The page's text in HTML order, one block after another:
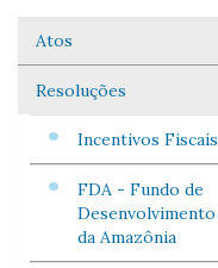
Navegação
Atos
Resoluções
Incentivos Fiscais
FDA - Fundo de
Desenvolvimento
da Amazônia